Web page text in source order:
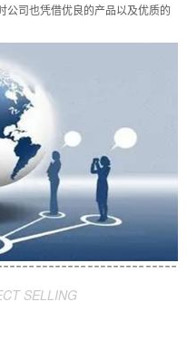
公司也凭借优良的产品以及优质的
SELLING